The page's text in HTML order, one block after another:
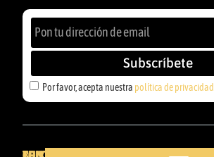
Por favor, acepta nuestra política de privacidad
Subscríbete